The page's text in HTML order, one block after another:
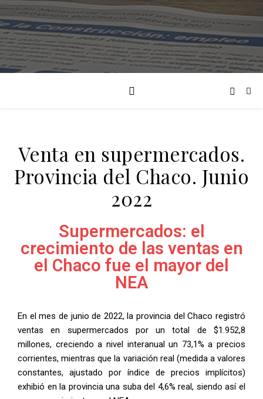
Venta en supermercados.
Provincia del Chaco. Junio
2022
Supermercados: el
crecimiento de las ventas en
el Chaco fue el mayor del
NEA
En el mes de junio de 2022, la provincia del Chaco registró
ventas en supermercados por un total de $1.952,8
millones, creciendo a nivel interanual un 73,1% a precios
corrientes, mientras que la variación real (medida a valores
constantes, ajustado por índice de precios implícitos)
exhibió en la provincia una suba del 4,6% real, siendo así el